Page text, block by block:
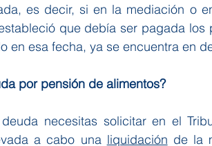
es decir, si en la mediación o
que debía ser pagada los
en esa fecha, ya se encuentra en
por pensión de alimentos?
necesitas solicitar en el
a cabo una liquidación de la